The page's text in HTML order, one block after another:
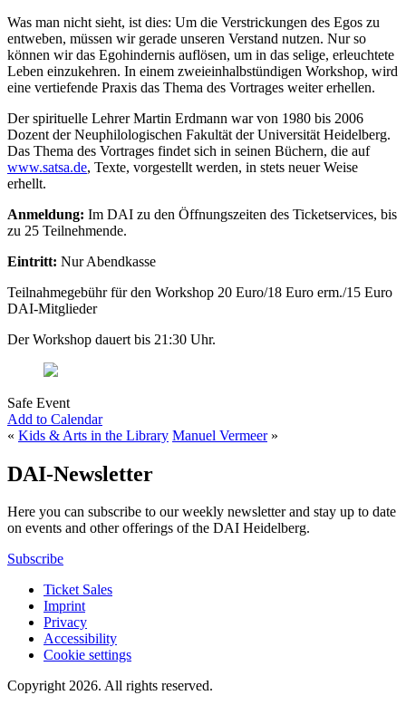
Was man nicht sieht, ist dies: Um die Verstrickungen des Egos zu
entweben, müssen wir gerade unseren Verstand nutzen. Nur so
können wir das Egohindernis auflösen, um in das selige, erleuchtete
Leben einzukehren. In einem zweieinhalbstündigen Workshop, wird
eine vertiefende Praxis das Thema des Vortrages weiter erhellen.
Der spirituelle Lehrer Martin Erdmann war von 1980 bis 2006
Dozent der Neuphilologischen Fakultät der Universität Heidelberg.
Das Thema des Vortrages findet sich in seinen Büchern, die auf
www.satsa.de, Texte, vorgestellt werden, in stets neuer Weise
erhellt.
Anmeldung: Im DAI zu den Öffnungszeiten des Ticketservices, bis
zu 25 Teilnehmende.
Eintritt: Nur Abendkasse
Teilnahmegebühr für den Workshop 20 Euro/18 Euro erm./15 Euro
DAI-Mitglieder
Der Workshop dauert bis 21:30 Uhr.
Safe Event
Add to Calendar
« Kids & Arts in the Library Manuel Vermeer»
DAI-Newsletter
Here you can subscribe to our weekly newsletter and stay up to date
on events and other offerings of the DAI Heidelberg.
Subscribe
Ticket Sales
Imprint
Privacy
Accessibility
Cookie settings
Copyright 2026. All rights reserved.